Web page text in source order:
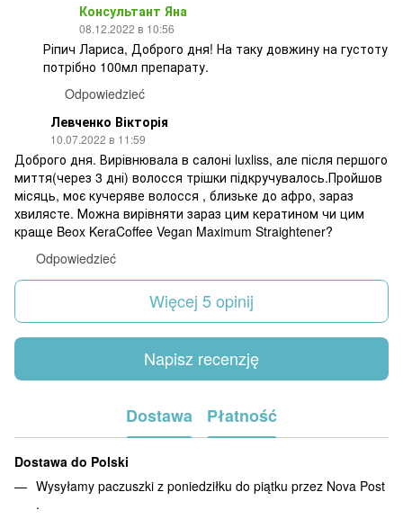
Консультант Яна
08.12.2022 в 10:56
Ріпич Лариса, Доброго дня! На таку довжину на густоту
потрібно 100мл препарату.
Odpowiedzieć
Левченко Вікторія
10.07.2022 в 11:59
Доброго дня. Вирівнювала в салоні luxliss, але після першого
миття(через 3 дні) волосся трішки підкручувалось.Пройшов
місяць, моє кучеряве волосся , близьке до афро, зараз
хвилясте. Можна вирівняти зараз цим кератином чи цим
краще Beox KeraCoffee Vegan Maximum Straightener?
Odpowiedzieć
Więcej 5 opinij
Napisz recenzję
Dostawa Płatność
Dostawa do Polski
Wysyłamy paczuszki z poniedziłku do piątku przez Nova Post
.